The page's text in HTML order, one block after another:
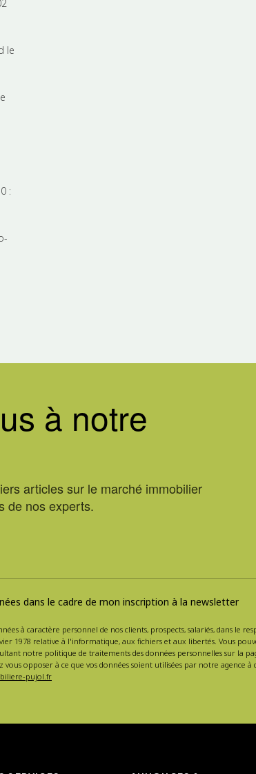
le
:
à notre
articles sur le marché immobilier
de nos experts.
dans le cadre de mon inscription à la newsletter
à caractère personnel de nos clients, prospects, salariés, dans le
1978 relative à l'informatique, aux fichiers et aux libertés. Vous
notre politique de traitements des données personnelles sur la
vous opposer à ce que vos données soient utilisées par notre
pujol.fr